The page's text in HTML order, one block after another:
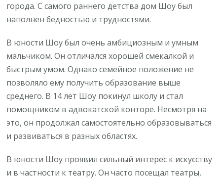
города. С самого раннего детства дом Шоу был
наполнен бедностью и трудностями.
В юности Шоу был очень амбициозным и умным
мальчиком. Он отличался хорошей смекалкой и
быстрым умом. Однако семейное положение не
позволяло ему получить образование выше
среднего. В 14 лет Шоу покинул школу и стал
помощником в адвокатской конторе. Несмотря на
это, он продолжал самостоятельно образовываться
и развиваться в разных областях.
В юности Шоу проявил сильный интерес к искусству
и в частности к театру. Он часто посещал театры,